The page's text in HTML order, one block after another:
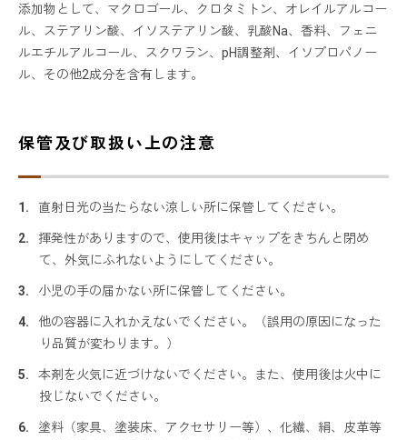
添加物として、マクロゴール、クロタミトン、オレイルアルコー
ル、ステアリン酸、イソステアリン酸、乳酸Na、香料、フェニ
ルエチルアルコール、スクワラン、pH調整剤、イソプロパノー
ル、その他2成分を含有します。
保管及び取扱い上の注意
直射日光の当たらない涼しい所に保管してください。
揮発性がありますので、使用後はキャップをきちんと閉め
て、外気にふれないようにしてください。
小児の手の届かない所に保管してください。
他の容器に入れかえないでください。（誤用の原因になった
り品質が変わります。）
本剤を火気に近づけないでください。また、使用後は火中に
投じないでください。
塗料（家具、塗装床、アクセサリー等）、化繊、絹、皮革等